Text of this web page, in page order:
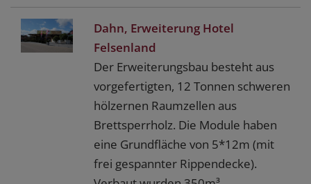
Dahn, Erweiterung Hotel
Felsenland
Der Erweiterungsbau besteht aus
vorgefertigten, 12 Tonnen schweren
hölzernen Raumzellen aus
Brettsperrholz. Die Module haben
eine Grundfläche von 5*12m (mit
frei gespannter Rippendecke).